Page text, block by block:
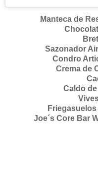
Manteca de
Sazonador
Condro
Crema de
Caldo
Joe´s Core Bar